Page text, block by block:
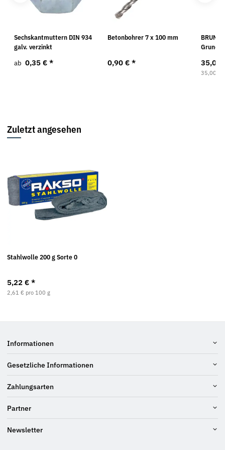
Sechskantmuttern DIN 934
galv. verzinkt
ab 0,35 € *
Betonbohrer 7 x 100 mm
0,90 € * 35,00
35,00 €
Zuletzt angesehen
Stahlwolle 200 g Sorte 0
5,22 € *
2,61 € pro 100 g
Informationen
Gesetzliche Informationen
Zahlungsarten
Partner
Newsletter